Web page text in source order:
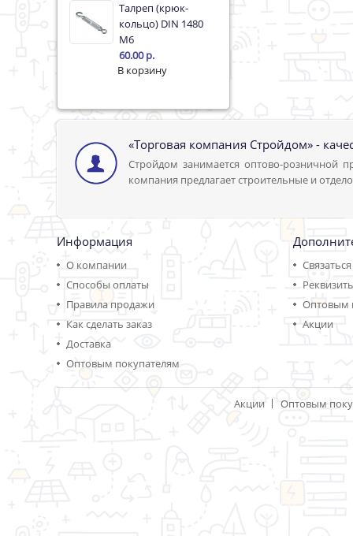
Талреп (крюк-
кольцо) DIN 1480
M6
60.00 р.
«Торговая компания Стройдом» -
Стройдом занимается оптово-розничной
компания предлагает строительные и
Информация
О компании
Способы оплаты
Правила продажи
Как сделать заказ
Доставка
Оптовым покупателям
Оптовым
Акции
Акции Оптовым